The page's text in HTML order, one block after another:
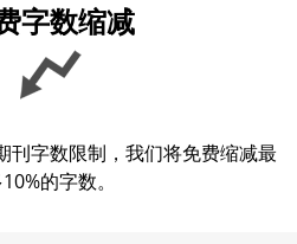
字数缩减
刊字数限制，我们将免费缩减最
的字数。